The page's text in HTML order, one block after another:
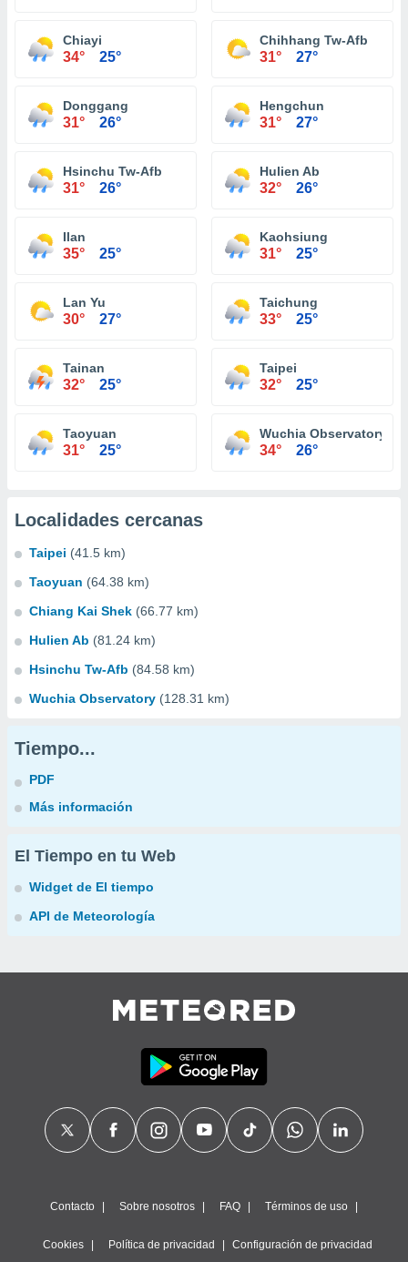
Chiayi
34° 25°
Chihhang Tw-Afb
31° 27°
Donggang
31° 26°
Hengchun
31° 27°
Hsinchu Tw-Afb
31° 26°
Hulien Ab
32° 26°
Ilan
35° 25°
Kaohsiung
31° 25°
Lan Yu
30° 27°
Taichung
33° 25°
Tainan
32° 25°
Taipei
32° 25°
Taoyuan
31° 25°
Wuchia Observatory
34° 26°
Localidades cercanas
Taipei (41.5 km)
Taoyuan (64.38 km)
Chiang Kai Shek (66.77 km)
Hulien Ab (81.24 km)
Hsinchu Tw-Afb (84.58 km)
Wuchia Observatory (128.31 km)
Tiempo...
PDF
Más información
El Tiempo en tu Web
Widget de El tiempo
API de Meteorología
Contacto Sobre nosotros FAQ Términos de uso
Cookies Política de privacidad Configuración de privacidad